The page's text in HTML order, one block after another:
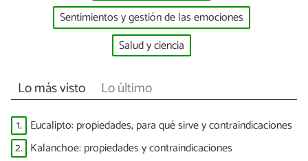
Sentimientos y gestión de las emociones
Salud y ciencia
Lo más visto Lo último
1. Eucalipto: propiedades, para qué sirve y contraindicaciones
2. Kalanchoe: propiedades y contraindicaciones